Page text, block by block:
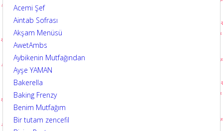
Acemi Şef
Aintab Sofrası
Akşam Menüsü
AwetAmbs
Aybikenin Mutfağından
Ayşe YAMAN
Bakerella
Baking Frenzy
Benim Mutfağım
Bir tutam zencefil